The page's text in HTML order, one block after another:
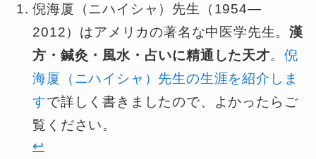
倪海厦（ニハイシャ）先生（1954—
2012）はアメリカの著名な中医学先生。漢
方・鍼灸・風水・占いに精通した天才。 倪
海厦（ニハイシャ）先生の生涯を紹介しま
すで詳しく書きましたので、よかったらご
覧ください。
↩︎